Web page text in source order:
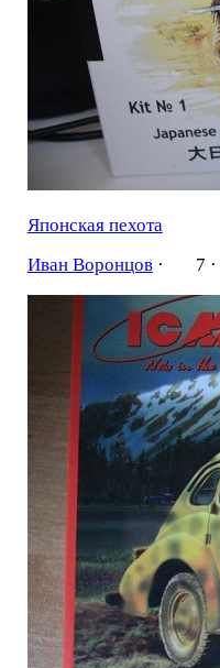
Японская пехота
Иван Воронцов· 7 ·